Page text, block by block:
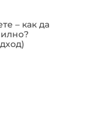
– как да